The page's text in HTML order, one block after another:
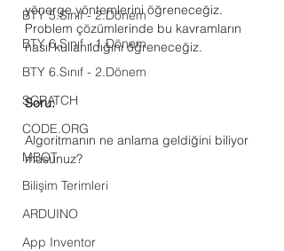
BTY 5.Sınıf - 2.Dönem
BTY 6.Sınıf - 1.Dönem
BTY 6.Sınıf - 2.Dönem
SCRATCH
CODE.ORG
MBOT
Bilişim Terimleri
ARDUINO
App Inventor
yönerge yöntemlerini öğreneceğiz.
Problem çözümlerinde bu kavramların
nasıl kullanıldığını öğreneceğiz.
Soru:
Algoritmanın ne anlama geldiğini biliyor
musunuz?